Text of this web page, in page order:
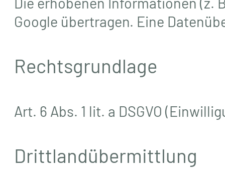
Google übertragen. Eine
Rechtsgrundlage
Art. 6 Abs. 1 lit. a DSGVO
Drittlandübermittlung